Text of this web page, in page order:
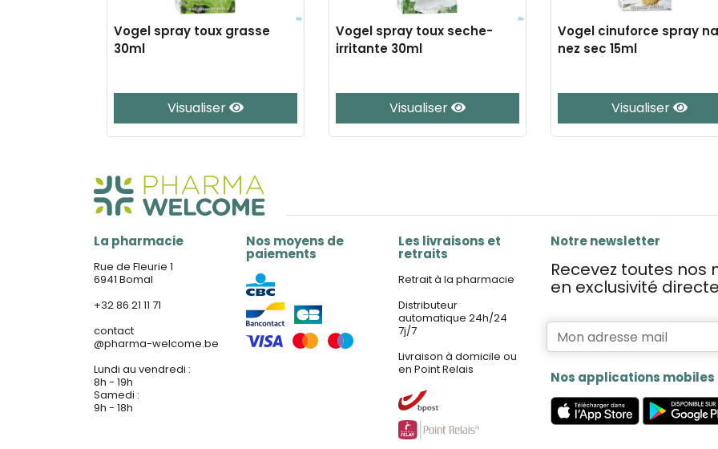
Vogel spray toux grasse
30ml
Visualiser
Vogel spray toux seche-
irritante 30ml
Visualiser
Vogel cinuforce spray
nez sec 15ml
Visualiser
La pharmacie
Rue de Fleurie 1
6941 Bomal
+32 86 21 11 71
contact
@pharma-welcome.be
Lundi au vendredi :
8h - 19h
Samedi :
9h - 18h
Nos moyens de
paiements
Les livraisons et
retraits
Retrait à la pharmacie
Distributeur
automatique 24h/24
7j/7
Livraison à domicile ou
en Point Relais
Notre newsletter
Recevez toutes
en exclusivité
Nos applications mobiles